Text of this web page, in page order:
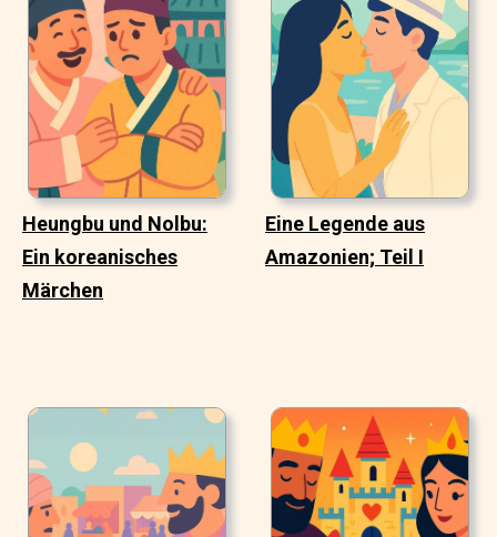
Heungbu und Nolbu:
Ein koreanisches
Märchen
Eine Legende aus
Amazonien; Teil I